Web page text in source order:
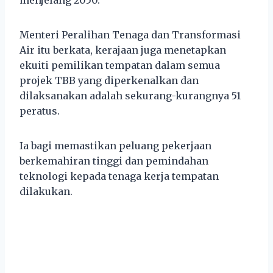
Menteri Peralihan Tenaga dan Transformasi
Air itu berkata, kerajaan juga menetapkan
ekuiti pemilikan tempatan dalam semua
projek TBB yang diperkenalkan dan
dilaksanakan adalah sekurang-kurangnya 51
peratus.
Ia bagi memastikan peluang pekerjaan
berkemahiran tinggi dan pemindahan
teknologi kepada tenaga kerja tempatan
dilakukan.